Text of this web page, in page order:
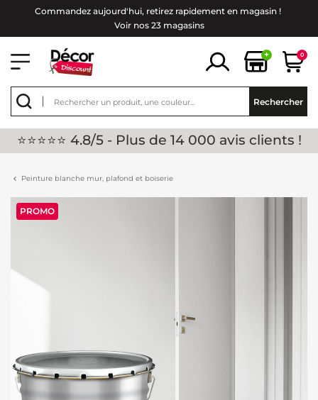
Commandez aujourd'hui, retirez rapidement en magasin !
Voir nos 23 magasins
+ 0
Rechercher
⭐⭐⭐⭐⭐ 4.8/5 - Plus de 14 000 avis clients !
Peinture blanche mur, plafond et boiserie
PROMO